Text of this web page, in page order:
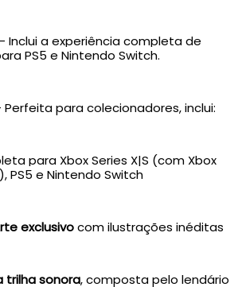
Inclui a experiência completa de
PS5 e Nintendo Switch.
Perfeita para colecionadores, inclui:
para Xbox Series X|S (com Xbox
PS5 e Nintendo Switch
exclusivocom ilustrações inéditas
trilha sonora, composta pelo lendário